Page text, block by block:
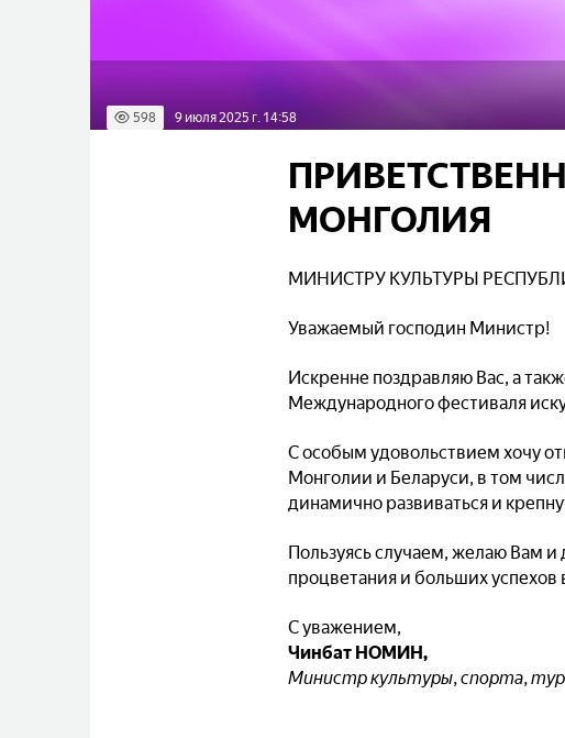
598 9 июля 2025 г. 14:58
МОНГОЛИЯ
МИНИСТРУ КУЛЬТУРЫ
Уважаемый господин Министр!
Искренне поздравляю Вас, а
Международного фестиваля
С особым удовольствием хочу
Монголии и Беларуси, в том
динамично развиваться и
Пользуясь случаем, желаю Вам
процветания и больших успехов
С уважением,
Чинбат НОМИН,
Министр культуры, спорта,